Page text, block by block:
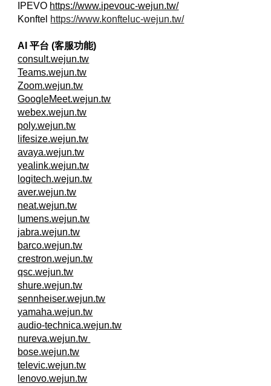
IPEVO https://www.ipevouc-wejun.tw/
Konftel https://www.konfteluc-wejun.tw/
AI 平台 (客服功能)
consult.wejun.tw
Teams.wejun.tw
Zoom.wejun.tw
GoogleMeet.wejun.tw
webex.wejun.tw
poly.wejun.tw
lifesize.wejun.tw
avaya.wejun.tw
yealink.wejun.tw
logitech.wejun.tw
aver.wejun.tw
neat.wejun.tw
lumens.wejun.tw
jabra.wejun.tw
barco.wejun.tw
crestron.wejun.tw
qsc.wejun.tw
shure.wejun.tw
sennheiser.wejun.tw
yamaha.wejun.tw
audio-technica.wejun.tw
nureva.wejun.tw
bose.wejun.tw
televic.wejun.tw
lenovo.wejun.tw